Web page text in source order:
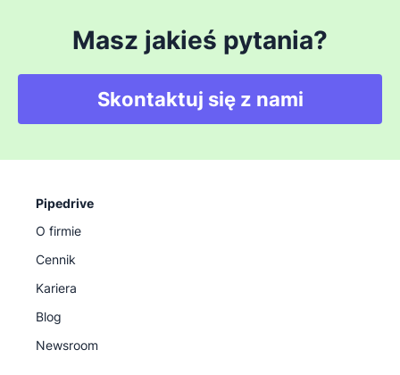
Masz jakieś pytania?
Skontaktuj się z nami
Pipedrive
O firmie
Cennik
Kariera
Blog
Newsroom